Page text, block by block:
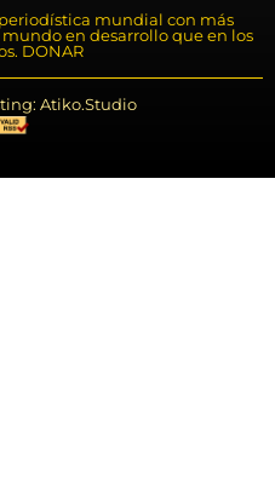
mundial con más
en desarrollo que en los
DONAR
Atiko.Studio